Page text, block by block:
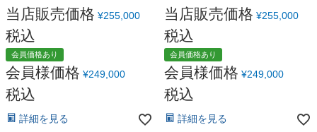
当店販売価格 ¥255,000
税込
会員価格あり
会員様価格 ¥249,000
税込
詳細を見る
当店販売価格 ¥255,000
税込
会員価格あり
会員様価格 ¥249,000
税込
詳細を見る